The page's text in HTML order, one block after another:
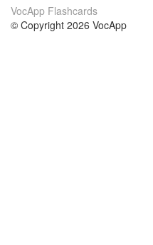
VocApp Flashcards
© Copyright 2026 VocApp